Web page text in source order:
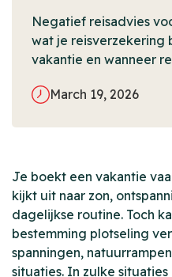
Negatief reisadvies
wat je reisverzekering
vakantie en wanneer
March 19, 2026
Je boekt een vakantie
kijkt uit naar zon,
dagelijkse routine. Toch
bestemming plotseling
spanningen,
situaties. In zulke